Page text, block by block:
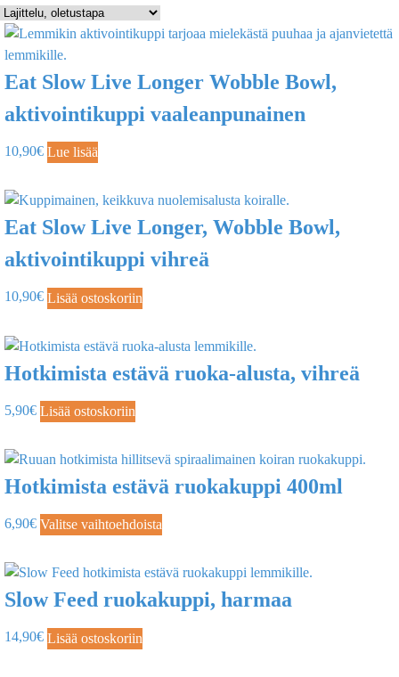
Eat Slow Live Longer Wobble Bowl,
aktivointikuppi vaaleanpunainen
10,90€ Lue lisää
Eat Slow Live Longer, Wobble Bowl,
aktivointikuppi vihreä
10,90€ Lisää ostoskoriin
Hotkimista estävä ruoka-alusta, vihreä
5,90€ Lisää ostoskoriin
Hotkimista estävä ruokakuppi 400ml
6,90€ Valitse vaihtoehdoista
Slow Feed ruokakuppi, harmaa
14,90€ Lisää ostoskoriin